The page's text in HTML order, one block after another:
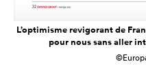
L’optimisme revigorant de
pour nous sans aller